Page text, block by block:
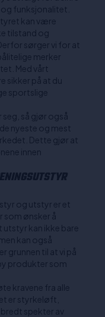
funksjonalitet.
kan være
tilstand og
sørger vi for at
merker
Med vårt
sikker på at du
sportslige
så gjør også
nyeste og mest
Dette gjør at
innen
og utstyr er et
ønsker å
kan ikke bare
kan også
grunnen til at vi på
produkter som
kravene fra alle
er styrkeløft,
spekter av